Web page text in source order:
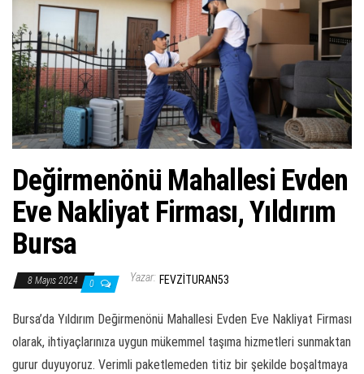
t
i
Değirmenönü Mahallesi Evden
Eve Nakliyat Firması, Yıldırım
Bursa
8 Mayıs 2024 0 Yazar: FEVZITURAN53
Bursa’da Yıldırım Değirmenönü Mahallesi Evden Eve Nakliyat Firması
olarak, ihtiyaçlarınıza uygun mükemmel taşıma hizmetleri sunmaktan
gurur duyuyoruz. Verimli paketlemeden titiz bir şekilde boşaltmaya